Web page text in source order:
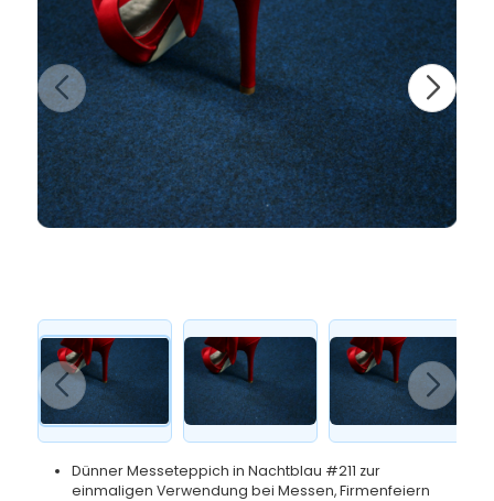
Dünner Messeteppich in Nachtblau #211 zur
einmaligen Verwendung bei Messen, Firmenfeiern